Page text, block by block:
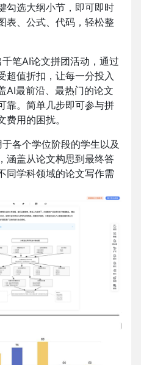
勾选大纲小节，即可即时
表、公式、代码，轻松整
千笔AI论文拼团活动，通过
超值折扣，让每一分投入
AI最前沿、最热门的论文
靠。简单几步即可参与拼
用的困扰。
于各个学位阶段的学生以及
涵盖从论文构思到最终答
同学科领域的论文写作需